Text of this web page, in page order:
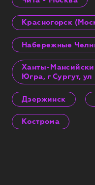
Красногорск
Набережные
Ханты-
Югра, г Сургут,
Дзержинск
Кострома